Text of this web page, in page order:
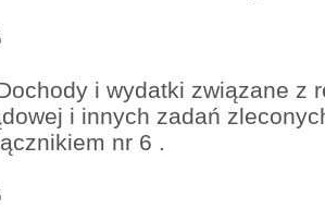
i wydatki związane z
i innych zadań
nr 6 .